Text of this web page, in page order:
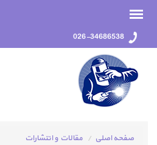
026-34686538
صفحه اصلی مقالات و انتشارات